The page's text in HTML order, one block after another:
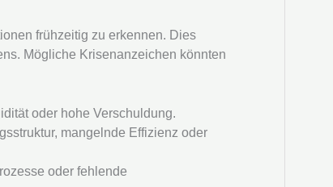
frühzeitig zu erkennen. Dies
Mögliche Krisenanzeichen könnten
oder hohe Verschuldung.
mangelnde Effizienz oder
oder fehlende